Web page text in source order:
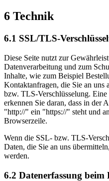
6 Technik
6.1 SSL/TLS-
Diese Seite nutzt zur
Datenverarbeitung und zum
Inhalte, wie zum Beispiel
Kontaktanfragen, die Sie an uns
bzw. TLS-Verschlüsselung.
erkennen Sie daran, dass in der
"http://" ein "https://" steht und
Browserzeile.
Wenn die SSL- bzw. TLS-
Daten, die Sie an uns
werden.
6.2 Datenerfassung beim